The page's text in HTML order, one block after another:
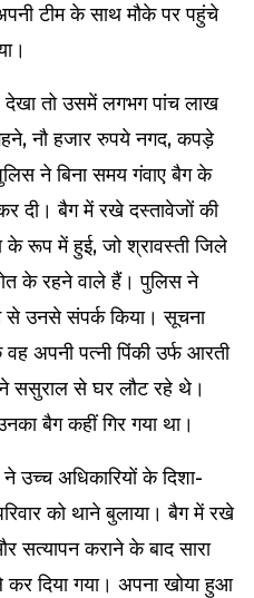
टीम के साथ मौके पर पहुंचे
तो उसमें लगभग पांच लाख
नौ हजार रुपये नगद, कपड़े
ने बिना समय गंवाए बैग के
दी। बैग में रखे दस्तावेजों की
के रूप में हुई, जो श्रावस्ती जिले
के रहने वाले हैं। पुलिस ने
से उनसे संपर्क किया। सूचना
अपनी पत्नी पिंकी उर्फ आरती
ससुराल से घर लौट रहे थे।
बैग कहीं गिर गया था।
ने उच्च अधिकारियों के दिशा-
को थाने बुलाया। बैग में रखे
सत्यापन कराने के बाद सारा
कर दिया गया। अपना खोया हुआ